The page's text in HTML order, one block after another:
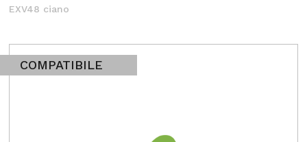
EXV48 ciano
COMPATIBILE